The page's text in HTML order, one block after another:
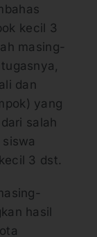
kecil 3
masing-
dan
yang
salah
3 dst.
hasil